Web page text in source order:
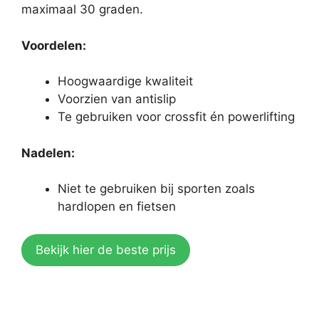
maximaal 30 graden.
Voordelen:
Hoogwaardige kwaliteit
Voorzien van antislip
Te gebruiken voor crossfit én powerlifting
Nadelen:
Niet te gebruiken bij sporten zoals
hardlopen en fietsen
Bekijk hier de beste prijs